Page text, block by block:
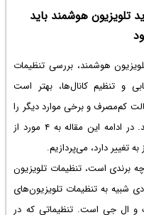
تلویزیون هوشمند باید
هوشمند، بررسی تنظیمات
و تنظیم کانال‌ها، بهتر است
کم‌مصرف و برخی موارد دیگر را
مطابق با نیاز و سلیقه خودتان تغییر بدهید. در ادامه این مقاله به ۴ مورد از
تغییر دارد، می‌پردازیم.
برندی است، تنظیمات تلویزیون
شبیه به تنظیمات تلویزیون‌های
و ال جی است. تنظیماتی که در